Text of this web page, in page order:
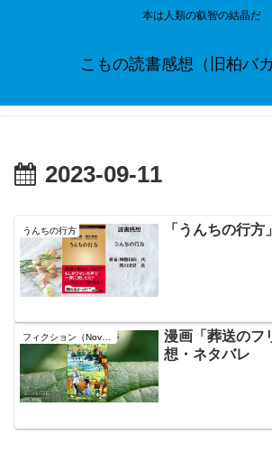
本は人類の叡智の結晶だ
こもの読書感想（旧柏バカ
2023-09-11
うんちの行方 「うんちの行
漫画「葬送の
想・ネタバレ